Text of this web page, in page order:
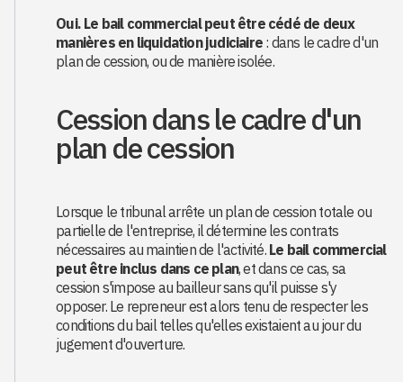
Oui. Le bail commercial peut être cédé de deux
manières en liquidation judiciaire : dans le cadre d'un
plan de cession, ou de manière isolée.
Cession dans le cadre d'un
plan de cession
Lorsque le tribunal arrête un plan de cession totale ou
partielle de l'entreprise, il détermine les contrats
nécessaires au maintien de l'activité. Le bail commercial
peut être inclus dans ce plan, et dans ce cas, sa
cession s'impose au bailleur sans qu'il puisse s'y
opposer. Le repreneur est alors tenu de respecter les
conditions du bail telles qu'elles existaient au jour du
jugement d'ouverture.